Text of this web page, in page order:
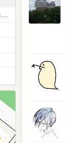
【本メシ晒し】本に出てきた料理を食べたら書いていくコミュ